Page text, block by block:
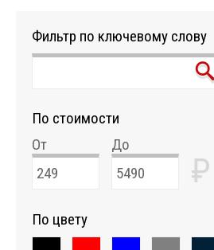
Фильтр по ключевому слову
По стоимости
От
До
₽
По цвету